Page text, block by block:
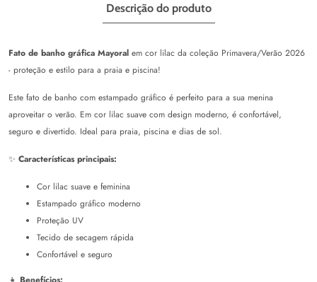
Descrição do produto
Fato de banho gráfica Mayoral em cor lilac da coleção Primavera/Verão 2026
- proteção e estilo para a praia e piscina!
Este fato de banho com estampado gráfico é perfeito para a sua menina
aproveitar o verão. Em cor lilac suave com design moderno, é confortável,
seguro e divertido. Ideal para praia, piscina e dias de sol.
✨ Características principais:
Cor lilac suave e feminina
Estampado gráfico moderno
Proteção UV
Tecido de secagem rápida
Confortável e seguro